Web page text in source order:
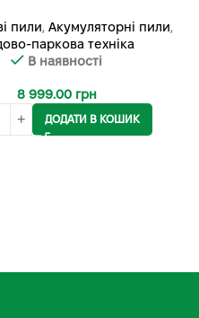
пили, Акумуляторні пили,
паркова техніка
В наявності
8 999.00 грн
ДОДАТИ В КОШИК